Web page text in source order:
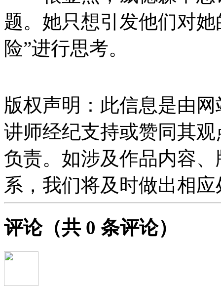
题。她只想引发他们对
险”进行思考。
版权声明：此信息是由
讲师经纪支持或赞同其
负责。如涉及作品内容
系，我们将及时做出相
评论（共 0 条评论）